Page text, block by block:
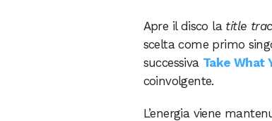
Apre il disco la title
scelta come primo
successiva Take What
coinvolgente.
L’energia viene